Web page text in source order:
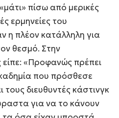
πίσω από μερικές
ερμηνείες του
η πλέον κατάλληλη για
θεσμό. Στην
«Προφανώς πρέπει
που πρόσθεσε
διευθυντές κάστινγκ
για να το κάνουν